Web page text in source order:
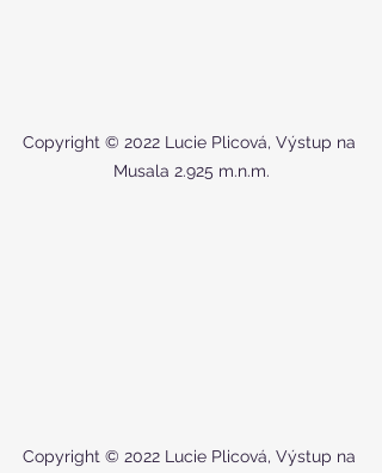
Copyright © 2022 Lucie Plicová, Výstup na
Musala 2.925 m.n.m.
Copyright © 2022 Lucie Plicová, Výstup na